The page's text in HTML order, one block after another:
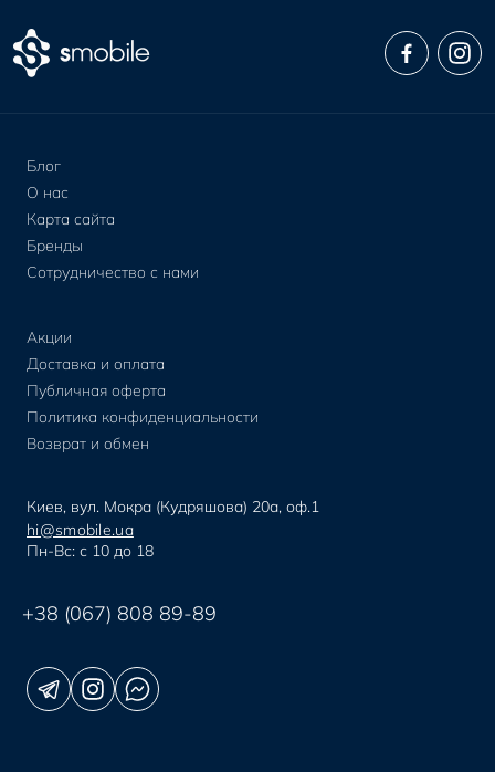
Блог
О нас
Карта сайта
Бренды
Сотрудничество с нами
Акции
Доставка и оплата
Публичная оферта
Политика конфиденциальности
Возврат и обмен
Киев, вул. Мокра (Кудряшова) 20а, оф.1
hi@smobile.ua
Пн-Вс: с 10 до 18
+38 (067) 808 89-89